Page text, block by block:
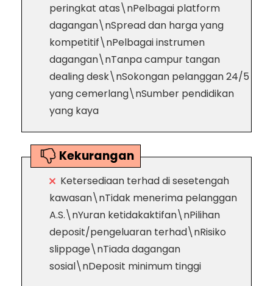
peringkat atas\nPelbagai platform
dagangan\nSpread dan harga yang
kompetitif\nPelbagai instrumen
dagangan\nTanpa campur tangan
dealing desk\nSokongan pelanggan 24/5
yang cemerlang\nSumber pendidikan
yang kaya
Kekurangan
Ketersediaan terhad di sesetengah
kawasan\nTidak menerima pelanggan
A.S.\nYuran ketidakaktifan\nPilihan
deposit/pengeluaran terhad\nRisiko
slippage\nTiada dagangan
sosial\nDeposit minimum tinggi